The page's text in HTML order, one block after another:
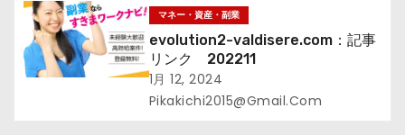
マネー・資産・副業
evolution2-valdisere.com：記事
リンク 202211
1月 12, 2024
Pikakichi2015@gmail.com